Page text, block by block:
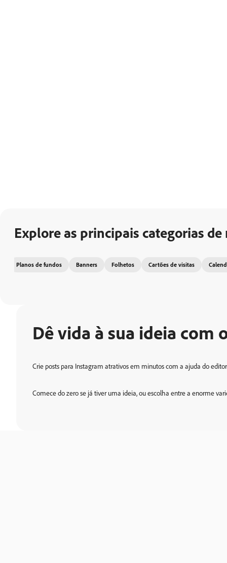
Explore as principais categorias
Planos de fundos Banners Folhetos Cartões de visitas
Dê vida à sua ideia com
Crie posts para Instagram atrativos em minutos com a ajuda do
Comece do zero se já tiver uma ideia, ou escolha entre a enorme